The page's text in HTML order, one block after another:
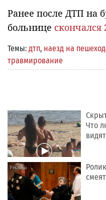
Ранее после ДТП на
больнице скончался
Темы: дтп, наезд на
травмирование
Что